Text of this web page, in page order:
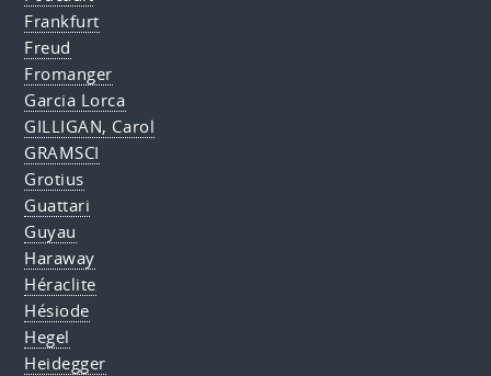
Frankfurt
Freud
Fromanger
Garcia Lorca
GILLIGAN, Carol
GRAMSCI
Grotius
Guattari
Guyau
Haraway
Héraclite
Hésiode
Hegel
Heidegger